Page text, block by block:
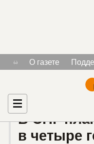
О газете
Рекламодателям
Тема
В СНГ
в четыре